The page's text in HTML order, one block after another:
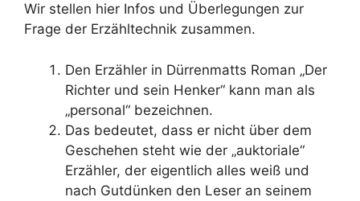
Wir stellen hier Infos und Überlegungen zur
Frage der Erzähltechnik zusammen.
Den Erzähler in Dürrenmatts Roman „Der
Richter und sein Henker“ kann man als
„personal“ bezeichnen.
Das bedeutet, dass er nicht über dem
Geschehen steht wie der „auktoriale“
Erzähler, der eigentlich alles weiß und
nach Gutdünken den Leser an seinem